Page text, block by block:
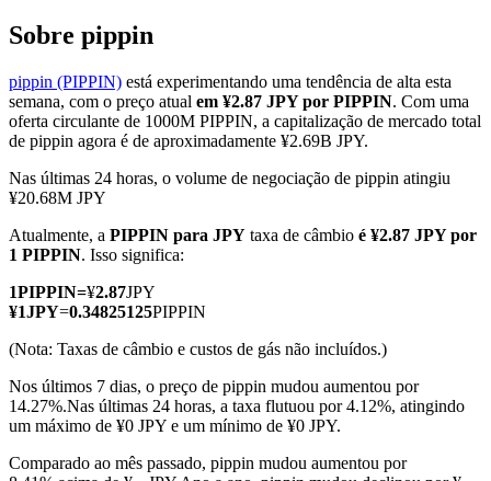
Futuros COIN-M
Futuros de criptomoeda
TradFi
Derivativos de ações, câmbio, metais preciosos e commodities
Futuros de USDC
Sobre pippin
pippin (PIPPIN) está experimentando uma tendência de alta esta
semana, com o preço atual em ¥2.87 JPY por PIPPIN. Com uma
oferta circulante de 1000M PIPPIN, a capitalização de mercado total
de pippin agora é de aproximadamente ¥2.69B JPY.
Nas últimas 24 horas, o volume de negociação de pippin atingiu
¥20.68M JPY
Atualmente, a PIPPIN para JPY taxa de câmbio é ¥2.87 JPY por
1 PIPPIN. Isso significa:
1PIPPIN=¥2.87JPY
¥1JPY=0.34825125PIPPIN
(Nota: Taxas de câmbio e custos de gás não incluídos.)
Nos últimos 7 dias, o preço de pippin mudou aumentou por
14.27%.Nas últimas 24 horas, a taxa flutuou por 4.12%, atingindo
um máximo de ¥0 JPY e um mínimo de ¥0 JPY.
Comparado ao mês passado, pippin mudou aumentou por